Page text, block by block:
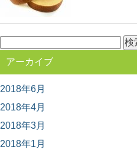
索:
アーカイブ
2018年6月
2018年4月
2018年3月
2018年1月